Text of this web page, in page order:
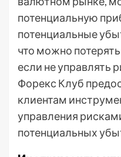
потенциальную
потенциальные
что можно
если не управлять
Форекс Клуб
клиентам
управления
потенциальных